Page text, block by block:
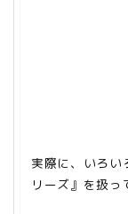
実際に、いろい
リーズ』を扱っ